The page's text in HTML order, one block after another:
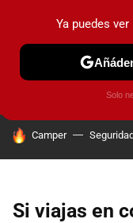
PRUEBAS
HOY SE HABLA DE
Camper Seguridad
Si viajas en
Ya puedes
Solo